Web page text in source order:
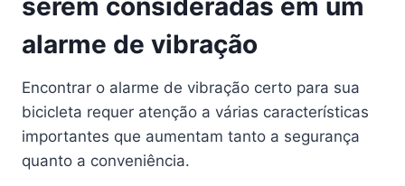
alarme de vibração
Encontrar o alarme de vibração certo para sua
bicicleta requer atenção a várias características
importantes que aumentam tanto a segurança
quanto a conveniência.